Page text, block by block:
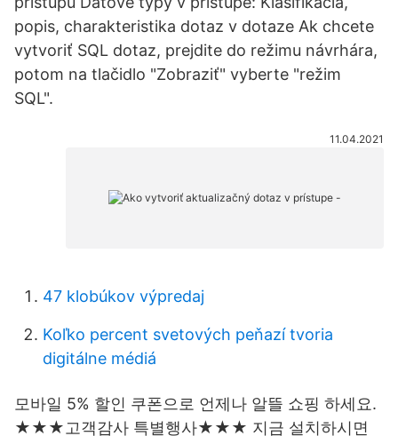
popis, charakteristika dotaz v dotaze Ak chcete
vytvoriť SQL dotaz, prejdite do režimu návrhára,
potom na tlačidlo "Zobraziť" vyberte "režim
SQL".
11.04.2021
47 klobúkov výpredaj
Koľko percent svetových peňazí tvoria
digitálne médiá
모바일 5% 할인 쿠폰으로 언제나 알뜰 쇼핑 하세요.
★★★고객감사 특별행사★★★ 지금 설치하시면